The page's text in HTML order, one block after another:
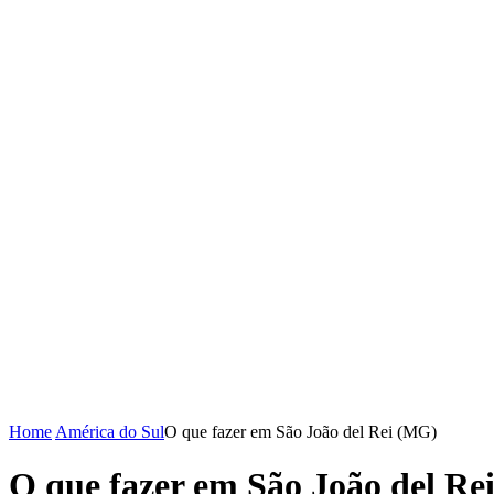
Home América do SulO que fazer em São João del Rei (MG)
O que fazer em São João del